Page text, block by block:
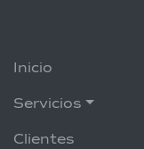
Inicio
Servicios
Clientes